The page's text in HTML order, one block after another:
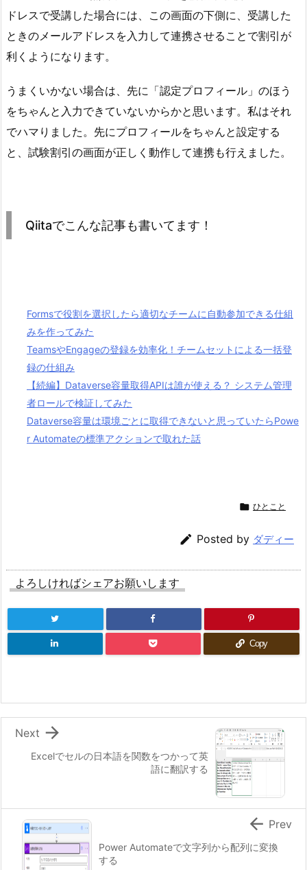
ドレスで受講した場合には、この画面の下側に、受講した
ときのメールアドレスを入力して連携させることで割引が
利くようになります。
うまくいかない場合は、先に「認定プロフィール」のほう
をちゃんと入力できていないからかと思います。私はそれ
でハマりました。先にプロフィールをちゃんと設定する
と、試験割引の画面が正しく動作して連携も行えました。
Qiitaでこんな記事も書いてます！
Formsで役割を選択したら適切なチームに自動参加できる仕組
みを作ってみた
TeamsやEngageの登録を効率化！チームセットによる一括登
録の仕組み
【続編】Dataverse容量取得APIは誰が使える？ システム管理
者ロールで検証してみた
Dataverse容量は環境ごとに取得できないと思っていたらPowe
r Automateの標準アクションで取れた話
 ひとこと
 Posted by ダディー
よろしければシェアお願いします
Copy
Excelでセルの日本語を関数をつかって英
語に翻訳する

Next
Power Automateで文字列から配列に変換
する
 Prev